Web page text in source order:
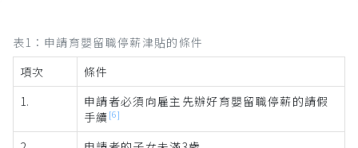
表1：申請育嬰留職停薪津貼的條件
項次
條件
1.
申請者必須向雇主先辦好育嬰留職停薪的請假
手續 [6]